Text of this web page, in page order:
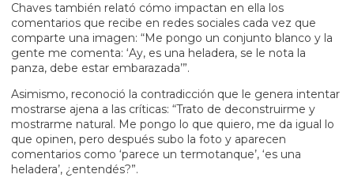
Chaves también relató cómo impactan en ella los
comentarios que recibe en redes sociales cada vez que
comparte una imagen: “Me pongo un conjunto blanco y la
gente me comenta: ‘Ay, es una heladera, se le nota la
panza, debe estar embarazada’”.
Asimismo, reconoció la contradicción que le genera intentar
mostrarse ajena a las críticas: “Trato de deconstruirme y
mostrarme natural. Me pongo lo que quiero, me da igual lo
que opinen, pero después subo la foto y aparecen
comentarios como ‘parece un termotanque’, ‘es una
heladera’, ¿entendés?”.